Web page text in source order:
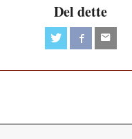
Del dette